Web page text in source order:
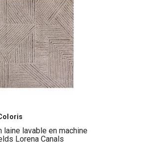
laine lavable en machine
Lorena Canals